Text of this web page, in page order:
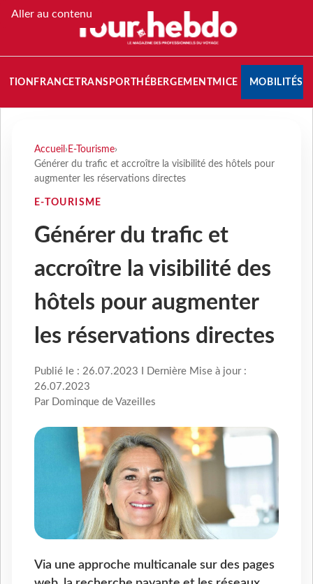
Aller au contenu
FRANCETRANSPORT HÉBERGEMENTMICE MOBILITÉS
Accueil › E-Tourisme›
Générer du trafic et accroître la visibilité des hôtels pour
augmenter les réservations directes
E-TOURISME
Générer du trafic et
accroître la visibilité des
hôtels pour augmenter
les réservations directes
Publié le : 26.07.2023 I Dernière Mise à jour :
26.07.2023
Par Dominque de Vazeilles
Via une approche multicanale sur des pages